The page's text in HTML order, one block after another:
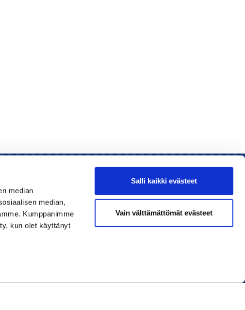
median
median,
Kumppanimme
kun olet käyttänyt
Salli kaikki evästeet
Vain välttämättömät evästeet
Liity jäseneksi